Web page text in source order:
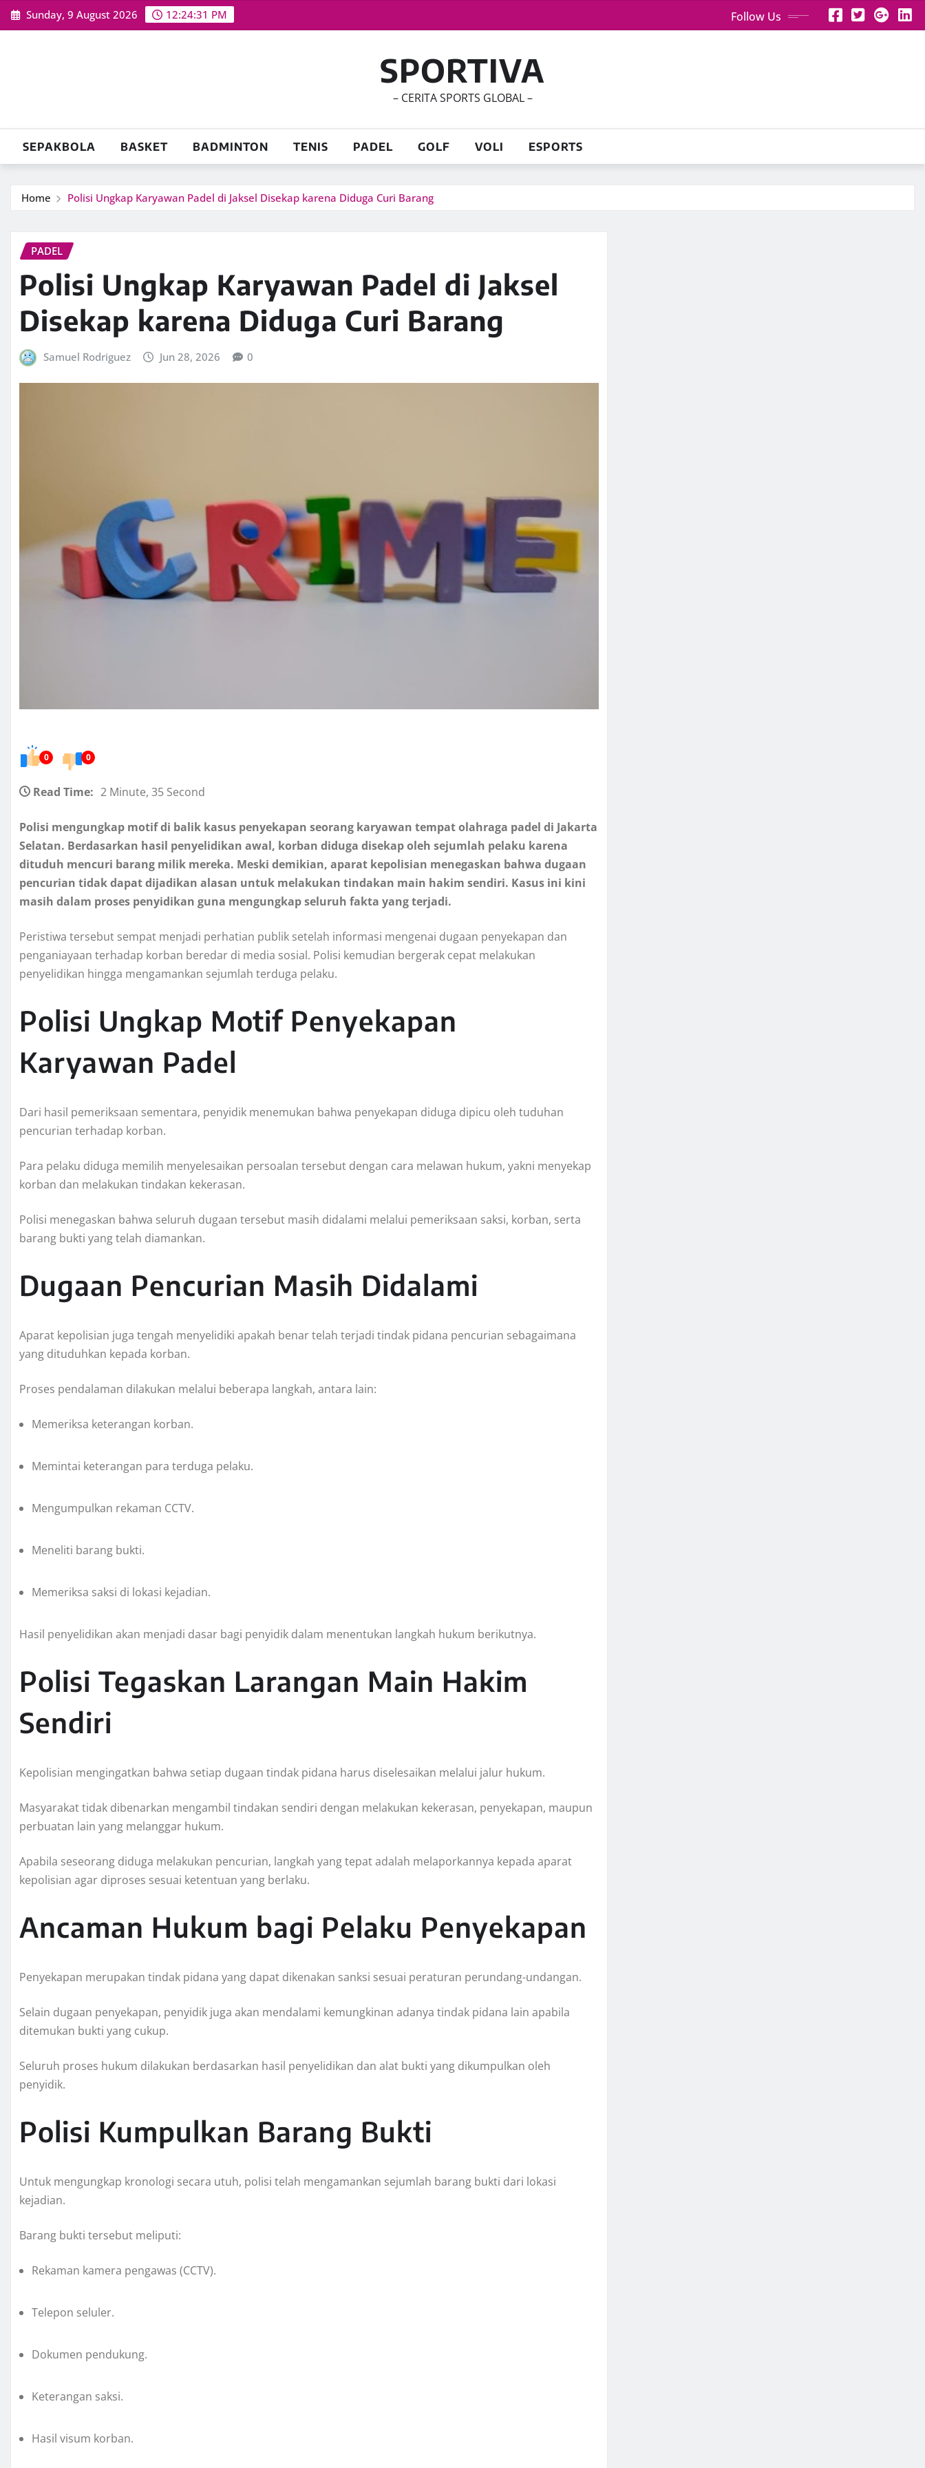
Skip
to
Sunday, 9 August 2026 12:24:32 PM Follow Us
SPORTIVA
– CERITA SPORTS GLOBAL –
SEPAKBOLA BASKET BADMINTON TENIS PADEL GOLF VOLI ESPORTS
Home Polisi Ungkap Karyawan Padel di Jaksel Disekap karena Diduga Curi Barang
PADEL
Polisi Ungkap Karyawan Padel di Jaksel
Disekap karena Diduga Curi Barang
Samuel Rodriguez Jun 28, 2026 0
0 0
Read Time: 2 Minute, 35 Second
Polisi mengungkap motif di balik kasus penyekapan seorang karyawan tempat olahraga padel di Jakarta
Selatan. Berdasarkan hasil penyelidikan awal, korban diduga disekap oleh sejumlah pelaku karena
dituduh mencuri barang milik mereka. Meski demikian, aparat kepolisian menegaskan bahwa dugaan
pencurian tidak dapat dijadikan alasan untuk melakukan tindakan main hakim sendiri. Kasus ini kini
masih dalam proses penyidikan guna mengungkap seluruh fakta yang terjadi.
Peristiwa tersebut sempat menjadi perhatian publik setelah informasi mengenai dugaan penyekapan dan
penganiayaan terhadap korban beredar di media sosial. Polisi kemudian bergerak cepat melakukan
penyelidikan hingga mengamankan sejumlah terduga pelaku.
Polisi Ungkap Motif Penyekapan
Karyawan Padel
Dari hasil pemeriksaan sementara, penyidik menemukan bahwa penyekapan diduga dipicu oleh tuduhan
pencurian terhadap korban.
Para pelaku diduga memilih menyelesaikan persoalan tersebut dengan cara melawan hukum, yakni menyekap
korban dan melakukan tindakan kekerasan.
Polisi menegaskan bahwa seluruh dugaan tersebut masih didalami melalui pemeriksaan saksi, korban, serta
barang bukti yang telah diamankan.
Dugaan Pencurian Masih Didalami
Aparat kepolisian juga tengah menyelidiki apakah benar telah terjadi tindak pidana pencurian sebagaimana
yang dituduhkan kepada korban.
Proses pendalaman dilakukan melalui beberapa langkah, antara lain:
Memeriksa keterangan korban.
Memintai keterangan para terduga pelaku.
Mengumpulkan rekaman CCTV.
Meneliti barang bukti.
Memeriksa saksi di lokasi kejadian.
Hasil penyelidikan akan menjadi dasar bagi penyidik dalam menentukan langkah hukum berikutnya.
Polisi Tegaskan Larangan Main Hakim
Sendiri
Kepolisian mengingatkan bahwa setiap dugaan tindak pidana harus diselesaikan melalui jalur hukum.
Masyarakat tidak dibenarkan mengambil tindakan sendiri dengan melakukan kekerasan, penyekapan, maupun
perbuatan lain yang melanggar hukum.
Apabila seseorang diduga melakukan pencurian, langkah yang tepat adalah melaporkannya kepada aparat
kepolisian agar diproses sesuai ketentuan yang berlaku.
Ancaman Hukum bagi Pelaku Penyekapan
Penyekapan merupakan tindak pidana yang dapat dikenakan sanksi sesuai peraturan perundang-undangan.
Selain dugaan penyekapan, penyidik juga akan mendalami kemungkinan adanya tindak pidana lain apabila
ditemukan bukti yang cukup.
Seluruh proses hukum dilakukan berdasarkan hasil penyelidikan dan alat bukti yang dikumpulkan oleh
penyidik.
Polisi Kumpulkan Barang Bukti
Untuk mengungkap kronologi secara utuh, polisi telah mengamankan sejumlah barang bukti dari lokasi
kejadian.
Barang bukti tersebut meliputi:
Rekaman kamera pengawas (CCTV).
Telepon seluler.
Dokumen pendukung.
Keterangan saksi.
Hasil visum korban.